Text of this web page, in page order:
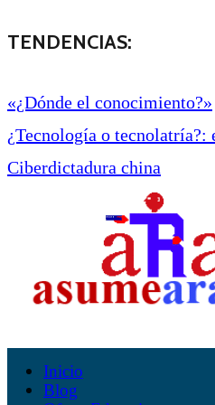
TENDENCIAS:
«¿Dónde el conocimiento?»
¿Tecnología o
Ciberdictadura china
Inicio
Blog